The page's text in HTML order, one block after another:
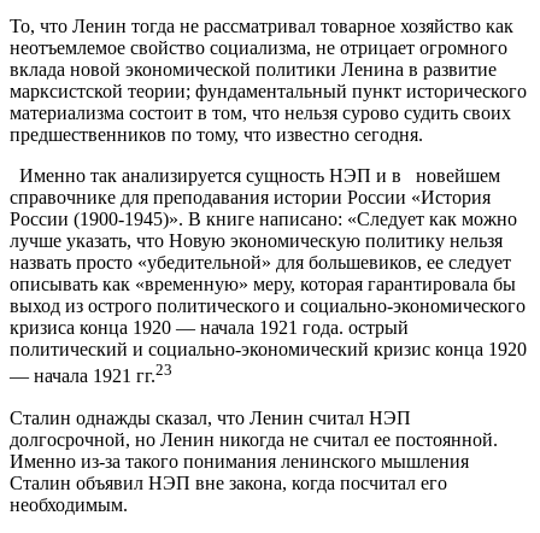
То, что Ленин тогда не рассматривал товарное хозяйство как
неотъемлемое свойство социализма, не отрицает огромного
вклада новой экономической политики Ленина в развитие
марксистской теории; фундаментальный пункт исторического
материализма состоит в том, что нельзя сурово судить своих
предшественников по тому, что известно сегодня.
Именно так анализируется сущность НЭП и в новейшем
справочнике для преподавания истории России «История
России (1900-1945)». В книге написано: «Следует как можно
лучше указать, что Новую экономическую политику нельзя
назвать просто «убедительной» для большевиков, ее следует
описывать как «временную» меру, которая гарантировала бы
выход из острого политического и социально-экономического
кризиса конца 1920 — начала 1921 года. острый
политический и социально-экономический кризис конца 1920
— начала 1921 гг.23
Сталин однажды сказал, что Ленин считал НЭП
долгосрочной, но Ленин никогда не считал ее постоянной.
Именно из-за такого понимания ленинского мышления
Сталин объявил НЭП вне закона, когда посчитал его
необходимым.